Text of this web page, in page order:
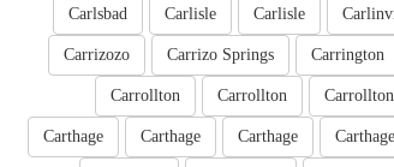
Carlisle
Carlisle
Carlsbad
Carrington
Carrizo Springs
Carrizozo
Carrollton
Carrollton
Carrollton
Carthage
Carthage
Carthage
Carthage